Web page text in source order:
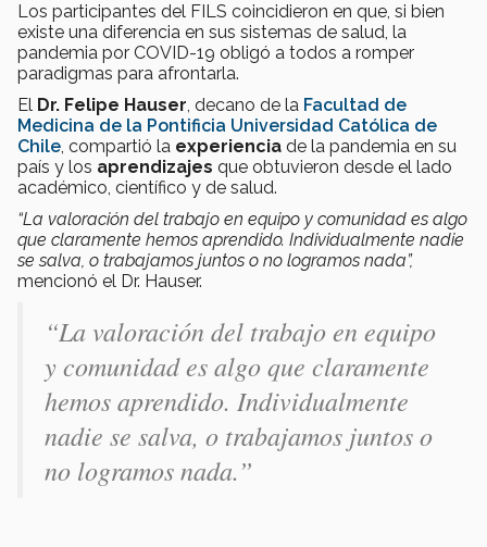
Los participantes del FILS coincidieron en que, si bien
existe una diferencia en sus sistemas de salud, la
pandemia por COVID-19 obligó a todos a romper
paradigmas para afrontarla.
El Dr. Felipe Hauser, decano de la Facultad de
Medicina de la Pontificia Universidad Católica de
Chile, compartió la experiencia de la pandemia en su
país y los aprendizajes que obtuvieron desde el lado
académico, científico y de salud.
“La valoración del trabajo en equipo y comunidad es algo
que claramente hemos aprendido. Individualmente nadie
se salva, o trabajamos juntos o no logramos nada”,
mencionó el Dr. Hauser.
“La valoración del trabajo en equipo
y comunidad es algo que claramente
hemos aprendido. Individualmente
nadie se salva, o trabajamos juntos o
no logramos nada.”